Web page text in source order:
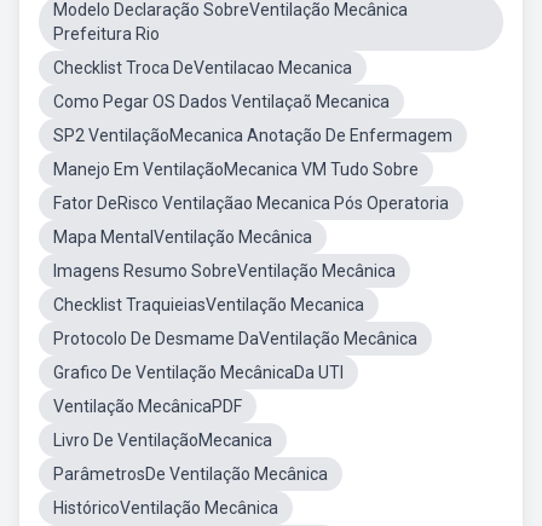
Modelo Declaração SobreVentilação Mecânica
Prefeitura Rio
Checklist Troca DeVentilacao Mecanica
Como Pegar OS Dados Ventilaçaõ Mecanica
SP2 VentilaçãoMecanica Anotação De Enfermagem
Manejo Em VentilaçãoMecanica VM Tudo Sobre
Fator DeRisco Ventilaçãao Mecanica Pós Operatoria
Mapa MentalVentilação Mecânica
Imagens Resumo SobreVentilação Mecânica
Checklist TraquieiasVentilação Mecanica
Protocolo De Desmame DaVentilação Mecânica
Grafico De Ventilação MecânicaDa UTI
Ventilação MecânicaPDF
Livro De VentilaçãoMecanica
ParâmetrosDe Ventilação Mecânica
HistóricoVentilação Mecânica